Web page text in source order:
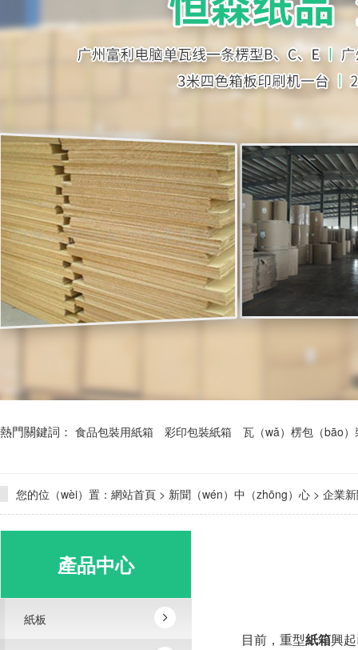
熱門關鍵詞： 食品包裝用紙箱 彩印包裝紙箱 瓦（wǎ）楞包（bāo）
您的位（wèi）置： 網站首頁 > 新聞（wén）中（zhōng）心 > 企業
產品中心
紙板
目前，重型紙箱興